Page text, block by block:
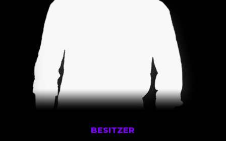
BESITZER